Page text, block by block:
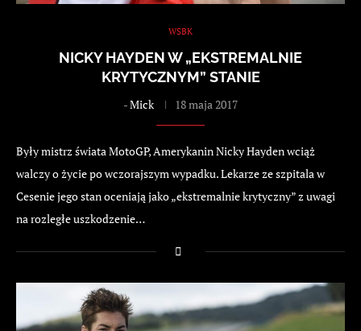
WSBK
NICKY HAYDEN W „EKSTREMALNIE
KRYTYCZNYM” STANIE
-Mick 18 maja 2017
Były mistrz świata MotoGP, Amerykanin Nicky Hayden wciąż
walczy o życie po wczorajszym wypadku. Lekarze ze szpitala w
Cesenie jego stan oceniają jako „ekstremalnie krytyczny” z uwagi
na rozległe uszkodzenie…